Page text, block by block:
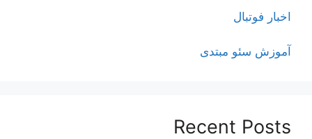
اخبار فوتبال
آموزش سئو مبتدی
Recent Posts